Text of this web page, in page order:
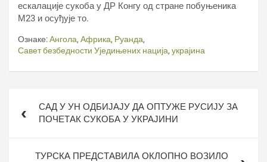
ескалације сукоба у ДР Конгу од стране побуњеника
М23 и осуђује то.
Ознаке:Ангола, Африка, Руанда,
Савет безбедности Уједињених нација, украјина
чланкаСАД У УН ОДБИЈАЈУ ДА ОПТУЖЕ РУСИЈУ ЗА
ПОЧЕТАК СУКОБА У УКРАЈИНИ
ТУРСКА ПРЕДСТАВИЛА ОКЛОПНО ВОЗИЛО